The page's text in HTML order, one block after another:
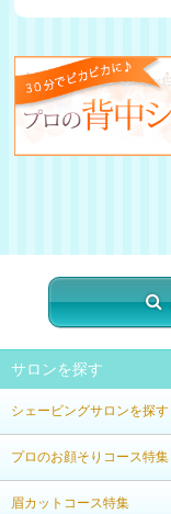
サロンを探す
シェービングサロンを探す
プロのお顔そりコース特集
眉カットコース特集